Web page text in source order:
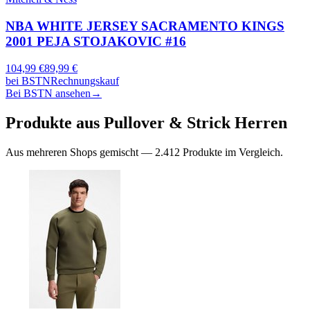
NBA WHITE JERSEY SACRAMENTO KINGS
2001 PEJA STOJAKOVIC #16
104,99 €89,99 €
bei BSTNRechnungskauf
Bei BSTN ansehen →
Produkte aus Pullover & Strick Herren
Aus mehreren Shops gemischt — 2.412 Produkte im Vergleich.